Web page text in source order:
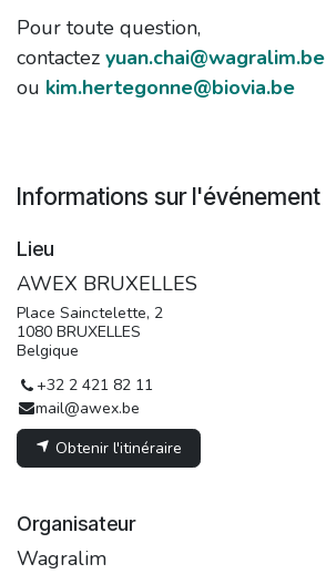
Pour toute question,
contactez yuan.chai@wagralim.be​
ou kim.hertegonne@biovia.be
Informations sur l'événement
Lieu
AWEX BRUXELLES
Place Sainctelette, 2
1080 BRUXELLES
Belgique
+32 2 421 82 11
mail@awex.be
Obtenir l'itinéraire
Organisateur
Wagralim